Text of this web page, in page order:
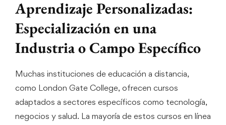
Aprendizaje Personalizadas:
Especialización en una
Industria o Campo Específico
Muchas instituciones de educación a distancia,
como London Gate College, ofrecen cursos
adaptados a sectores específicos como tecnología,
negocios y salud. La mayoría de estos cursos en línea